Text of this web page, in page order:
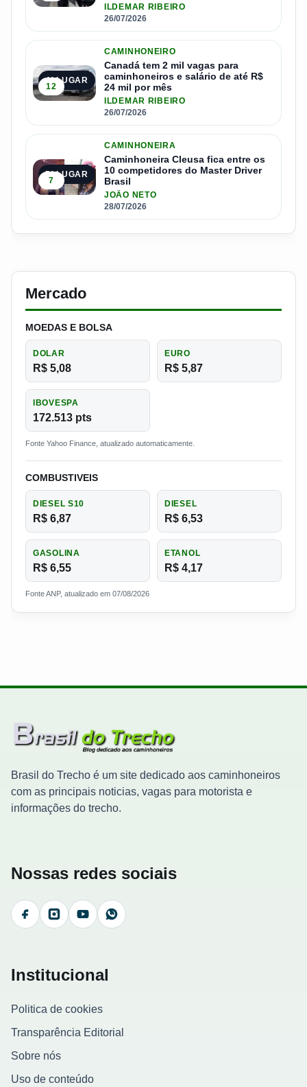
ILDEMAR RIBEIRO
26/07/2026
4º LUGAR
12
CAMINHONEIRO
Canadá tem 2 mil vagas para
caminhoneiros e salário de até R$
24 mil por mês
ILDEMAR RIBEIRO
26/07/2026
5º LUGAR
7
CAMINHONEIRA
Caminhoneira Cleusa fica entre os
10 competidores do Master Driver
Brasil
JOÃO NETO
28/07/2026
Mercado
MOEDAS E BOLSA
DOLAR
R$ 5,08
EURO
R$ 5,87
IBOVESPA
172.513 pts
Fonte Yahoo Finance, atualizado automaticamente.
COMBUSTIVEIS
DIESEL S10
R$ 6,87
DIESEL
R$ 6,53
GASOLINA
R$ 6,55
ETANOL
R$ 4,17
Fonte ANP, atualizado em 07/08/2026
Brasil do Trecho é um site dedicado aos caminhoneiros
com as principais noticias, vagas para motorista e
informações do trecho.
Nossas redes sociais
FacebookInstagramYouTubeWhatsApp
Institucional
Politica de cookies
Transparência Editorial
Sobre nós
Uso de conteúdo